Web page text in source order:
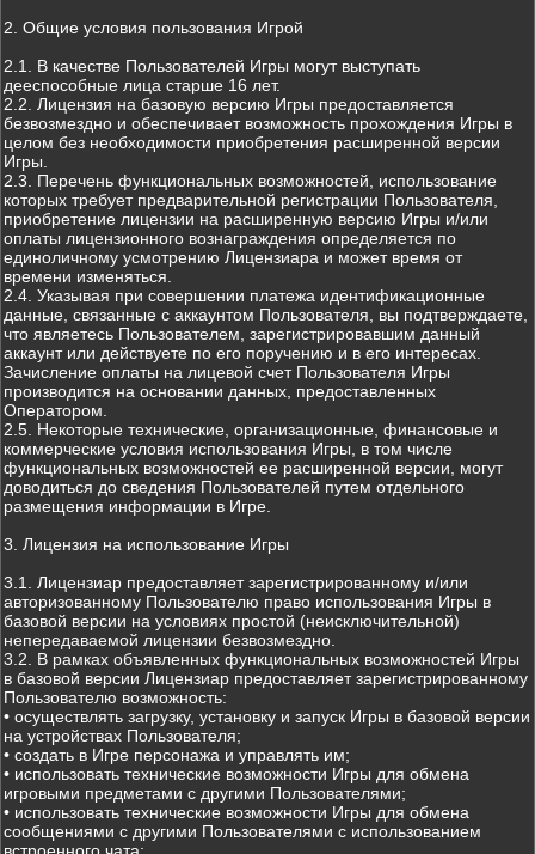
2. Общие условия пользования Игрой
2.1. В качестве Пользователей Игры могут выступать
дееспособные лица старше 16 лет.
2.2. Лицензия на базовую версию Игры предоставляется
безвозмездно и обеспечивает возможность прохождения Игры в
целом без необходимости приобретения расширенной версии
Игры.
2.3. Перечень функциональных возможностей, использование
которых требует предварительной регистрации Пользователя,
приобретение лицензии на расширенную версию Игры и/или
оплаты лицензионного вознаграждения определяется по
единоличному усмотрению Лицензиара и может время от
времени изменяться.
2.4. Указывая при совершении платежа идентификационные
данные, связанные с аккаунтом Пользователя, вы подтверждаете,
что являетесь Пользователем, зарегистрировавшим данный
аккаунт или действуете по его поручению и в его интересах.
Зачисление оплаты на лицевой счет Пользователя Игры
производится на основании данных, предоставленных
Оператором.
2.5. Некоторые технические, организационные, финансовые и
коммерческие условия использования Игры, в том числе
функциональных возможностей ее расширенной версии, могут
доводиться до сведения Пользователей путем отдельного
размещения информации в Игре.
3. Лицензия на использование Игры
3.1. Лицензиар предоставляет зарегистрированному и/или
авторизованному Пользователю право использования Игры в
базовой версии на условиях простой (неисключительной)
непередаваемой лицензии безвозмездно.
3.2. В рамках объявленных функциональных возможностей Игры
в базовой версии Лицензиар предоставляет зарегистрированному
Пользователю возможность:
• осуществлять загрузку, установку и запуск Игры в базовой версии
на устройствах Пользователя;
• создать в Игре персонажа и управлять им;
• использовать технические возможности Игры для обмена
игровыми предметами с другими Пользователями;
• использовать технические возможности Игры для обмена
сообщениями с другими Пользователями с использованием